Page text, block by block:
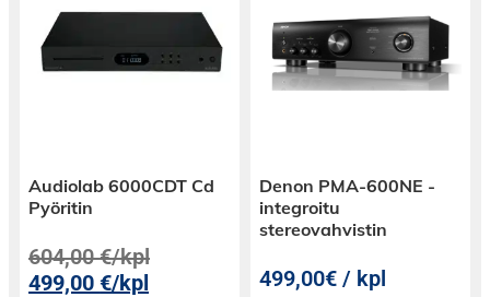
Audiolab 6000CDT Cd
Pyöritin
604,00€/kpl
499,00€/kpl
Denon PMA-600NE -
integroitu
stereovahvistin
499,00€ / kpl